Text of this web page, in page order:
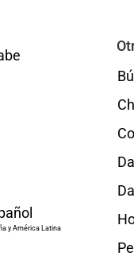
y América Latina